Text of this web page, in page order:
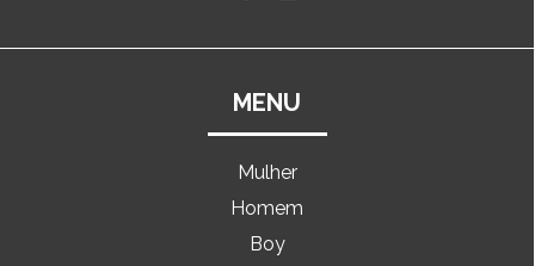
MENU
Mulher
Homem
Boy